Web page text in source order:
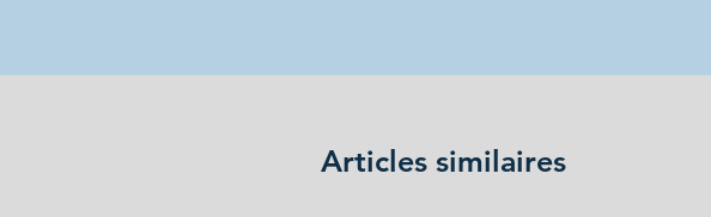
Articles similaires